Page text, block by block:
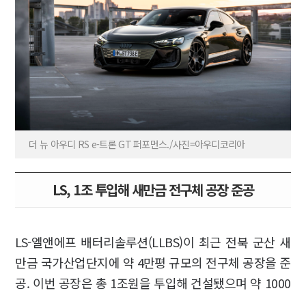
더 뉴 아우디 RS e-트론 GT 퍼포먼스./사진=아우디코리아
LS, 1조 투입해 새만금 전구체 공장 준공
LS-엘앤에프 배터리솔루션(LLBS)이 최근 전북 군산 새
만금 국가산업단지에 약 4만평 규모의 전구체 공장을 준
공. 이번 공장은 총 1조원을 투입해 건설됐으며 약 1000